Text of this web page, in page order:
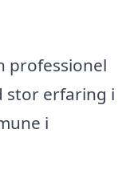
professionel
stor erfaring i
i